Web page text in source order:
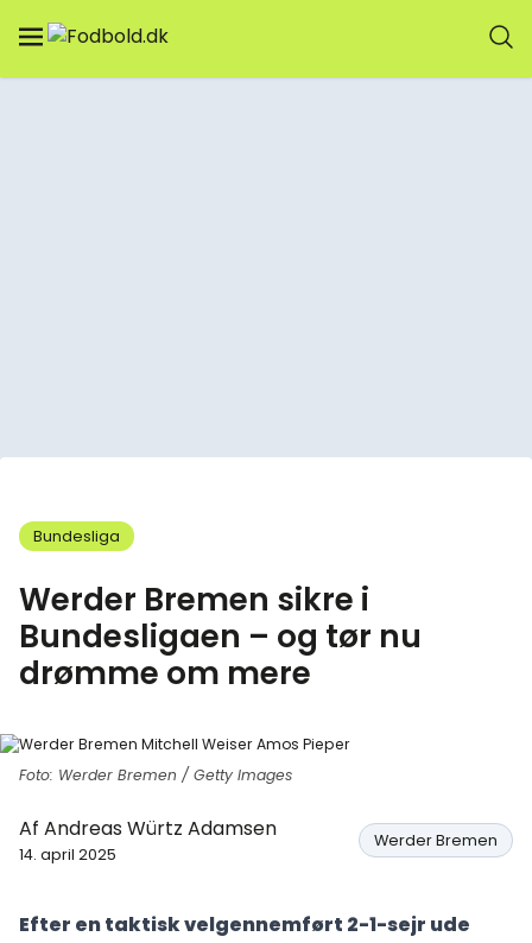
Bundesliga
Werder Bremen sikre i
Bundesligaen – og tør nu
drømme om mere
Foto: Werder Bremen / Getty Images
Af Andreas Würtz Adamsen
14. april 2025
Werder Bremen
Efter en taktisk velgennemført 2-1-sejr ude